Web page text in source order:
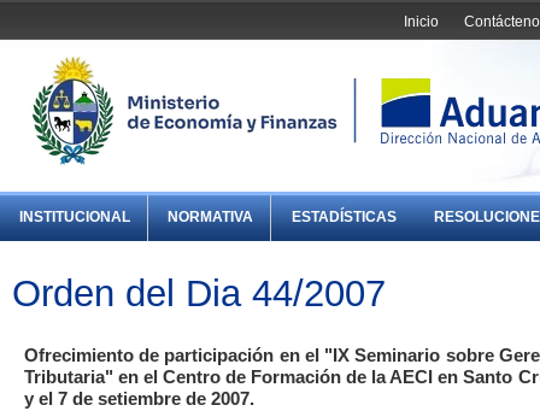
Inicio
INSTITUCIONAL NORMATIVA ESTADÍSTICAS
Orden del Dia 44/2007
Ofrecimiento de participación en el "IX Seminario sobre
Tributaria" en el Centro de Formación de la AECI en Santo
y el 7 de setiembre de 2007.